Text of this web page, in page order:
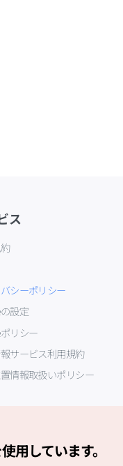
ス
シーポリシー
設定
リシー
サービス利用規約
情報取扱いポリシー
用しています。